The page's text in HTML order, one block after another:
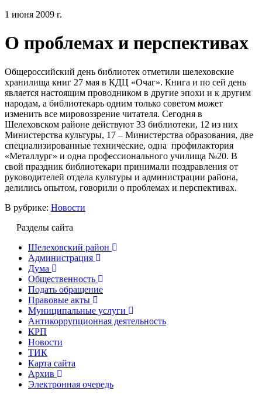
1 июня 2009 г.
О проблемах и перспективах
Общероссийский день библиотек отметили шелеховские
хранилища книг 27 мая в КДЦ «Очаг». Книга и по сей день
является настоящим проводником в другие эпохи и к другим
народам, а библиотекарь одним только советом может
изменить все мировоззрение читателя. Сегодня в
Шелеховском районе действуют 33 библиотеки, 12 из них
Министерства культуры, 17 – Министерства образования, две
специализированные технические, одна профилактория
«Металлург» и одна профессионального училища №20. В
свой праздник библиотекари принимали поздравления от
руководителей отдела культуры и администрации района,
делились опытом, говорили о проблемах и перспективах.
В рубрике: Новости
Разделы сайта
Шелеховский район
Администрация
Дума
Общественность
Подать обращение
Правовые акты
Муниципальные услуги
Антикоррупционная деятельность
КРП
Новости
ТИК
Карта сайта
Архив
Электронная очередь